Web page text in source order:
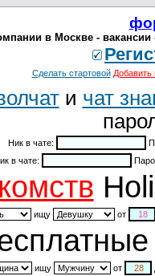
в Москве -
Сделать стартовой Добавить
и чат
Ник в чате:
в чате:
ищу от
ищу от